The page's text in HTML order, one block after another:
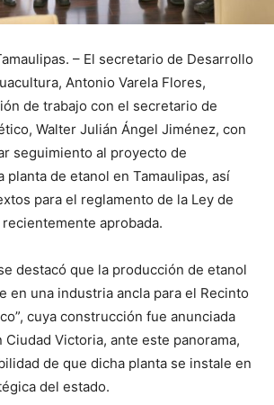
– El secretario de Desarrollo
Antonio Varela Flores,
de trabajo con el secretario de
Walter Julián Ángel Jiménez, con
seguimiento al proyecto de
planta de etanol en Tamaulipas, así
para el reglamento de la Ley de
aprobada.
destacó que la producción de etanol
en una industria ancla para el Recinto
cuya construcción fue anunciada
Victoria, ante este panorama,
de que dicha planta se instale en
del estado.